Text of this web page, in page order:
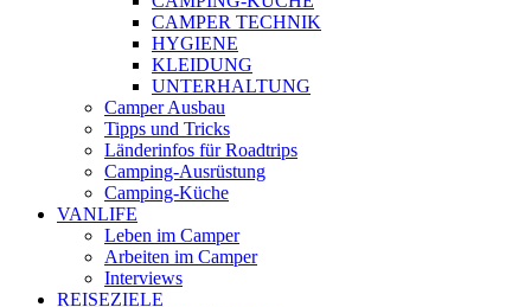
CAMPER TECHNIK
HYGIENE
KLEIDUNG
UNTERHALTUNG
Camper Ausbau
Tipps und Tricks
Länderinfos für Roadtrips
Camping-Ausrüstung
Camping-Küche
VANLIFE
Leben im Camper
Arbeiten im Camper
Interviews
REISEZIELE